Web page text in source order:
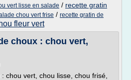
vert lisse en salade / recette gratin
chou vert frise / recette gratin de
fleur vert
choux : chou vert,
chou vert, chou lisse, chou frisé,